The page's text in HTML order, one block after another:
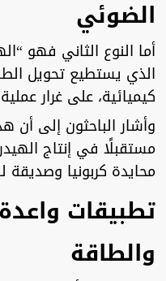
الضوئي
أما النوع الثاني فهو
الذي يستطيع تحويل
كيميائية، على غرار
وأشار الباحثون إلى أن
مستقبلًا في إنتاج
محايدة كربونيا وصديقة
تطبيقات
والطاقة